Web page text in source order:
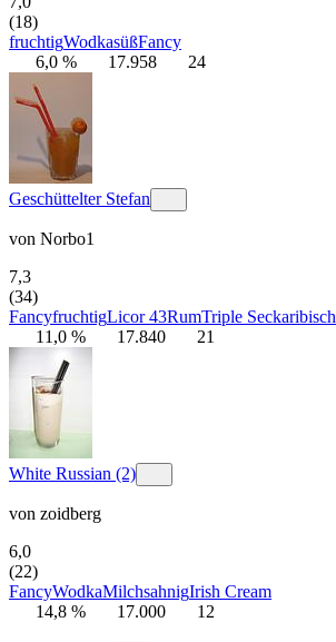
(18)
fruchtigWodkasüßFancy
6,0 %
17.958 24
Geschüttelter Stefan
von Norbo1
7,3
(34)
FancyfruchtigLicor 43RumTriple Seckaribisch
11,0 %
17.840 21
White Russian (2)
von zoidberg
6,0
(22)
FancyWodkaMilchsahnigIrish Cream
14,8 %
17.000 12